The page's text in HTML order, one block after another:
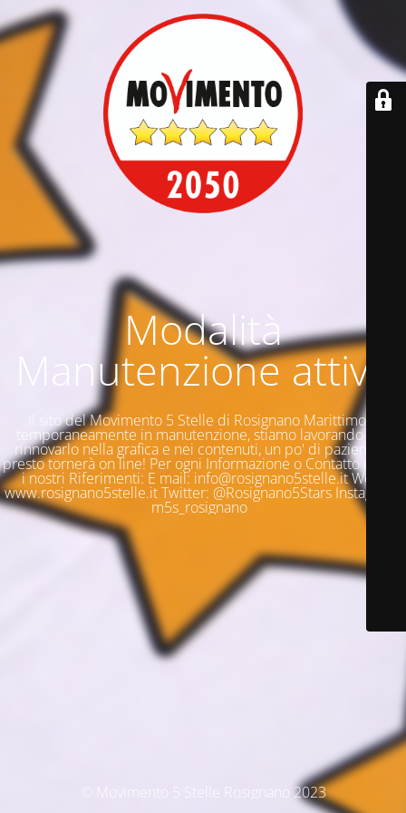
Modalità
Manutenzione attiva
Il sito del Movimento 5 Stelle di Rosignano Marittimo è
temporaneamente in manutenzione, stiamo lavorando per
rinnovarlo nella grafica e nei contenuti, un po' di pazienza e
presto tornerà on line! Per ogni Informazione o Contatto questi
i nostri Riferimenti: E mail: info@rosignano5stelle.it Web:
www.rosignano5stelle.it Twitter: @Rosignano5Stars Instagram:
m5s_rosignano
© Movimento 5 Stelle Rosignano 2023